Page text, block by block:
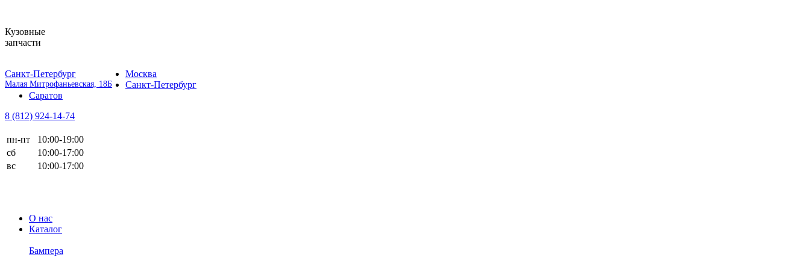
Кузовные
запчасти
Санкт-Петербург
Малая Митрофаньевская, 18Б
Москва
Санкт-Петербург
Саратов
8 (812) 924-14-74
пн-пт
10:00-19:00
сб
10:00-17:00
вс
10:00-17:00
О нас
Каталог
Бампера